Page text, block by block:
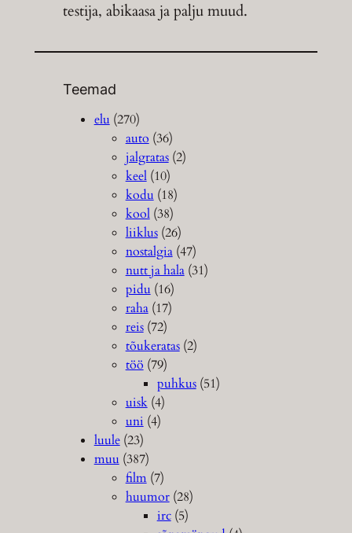
testija, abikaasa ja palju muud.
Teemad
elu (270)
auto (36)
jalgratas(2)
keel(10)
kodu (18)
kool(38)
liiklus(26)
nostalgia(47)
nutt ja hala(31)
pidu (16)
raha(17)
reis(72)
tõukeratas(2)
töö (79)
puhkus(51)
uisk(4)
uni (4)
luule(23)
muu (387)
film(7)
huumor(28)
irc(5)